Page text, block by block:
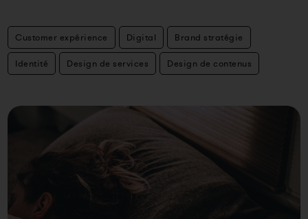
Customer expérience Digital Brand stratégie
Identité Design de services Design de contenus